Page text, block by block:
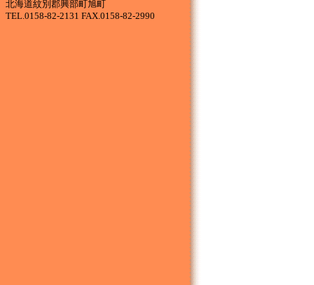
北海道紋別郡興部町旭町
TEL.0158-82-2131 FAX.0158-82-2990